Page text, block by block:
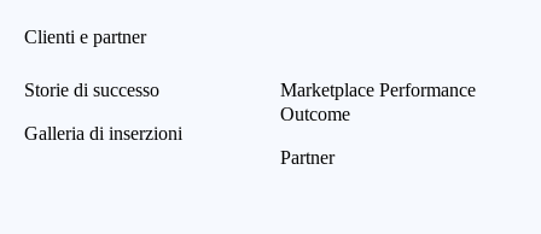
Clienti e partner
Storie di successo
Galleria di inserzioni
Marketplace Performance
Outcome
Partner